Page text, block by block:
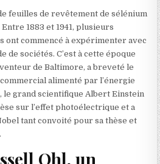
feuilles de revêtement de sélénium
1883 et 1941, plusieurs
ont commencé à expérimenter avec
de sociétés. C’est à cette époque
de Baltimore, a breveté le
alimenté par l’énergie
le grand scientifique Albert Einstein
sur l’effet photoélectrique et a
tant convoité pour sa thèse et
Ohl, un